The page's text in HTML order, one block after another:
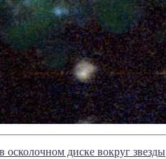
осколочном диске вокруг звезды